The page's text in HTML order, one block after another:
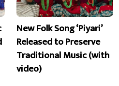
New Folk Song ‘Piyari’
Released to Preserve
Traditional Music (with
video)